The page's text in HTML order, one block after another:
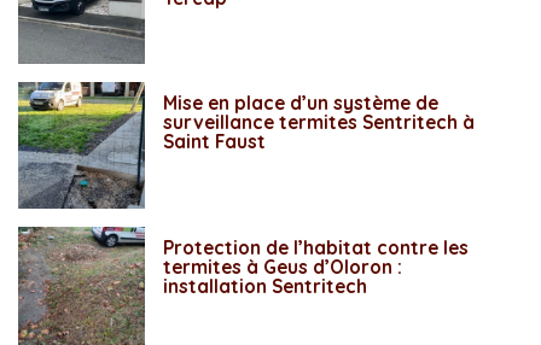
Mise en place d’un système de
surveillance termites Sentritech à
Saint Faust
Protection de l’habitat contre les
termites à Geus d’Oloron :
installation Sentritech